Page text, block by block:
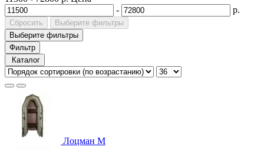
-
р.
Сбросить
Выберите фильтры
Выберите фильтры
Фильтр
Каталог
Лоцман М